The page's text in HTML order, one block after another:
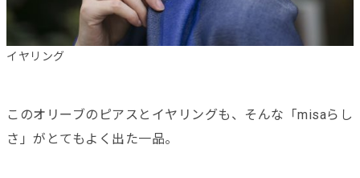
イヤリング
このオリーブのピアスとイヤリングも、そんな「misaらし
さ」がとてもよく出た一品。